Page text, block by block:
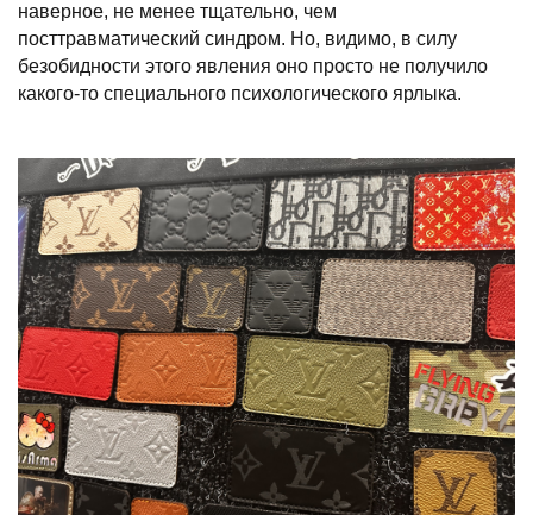
наверное, не менее тщательно, чем
посттравматический синдром. Но, видимо, в силу
безобидности этого явления оно просто не получило
какого-то специального психологического ярлыка.